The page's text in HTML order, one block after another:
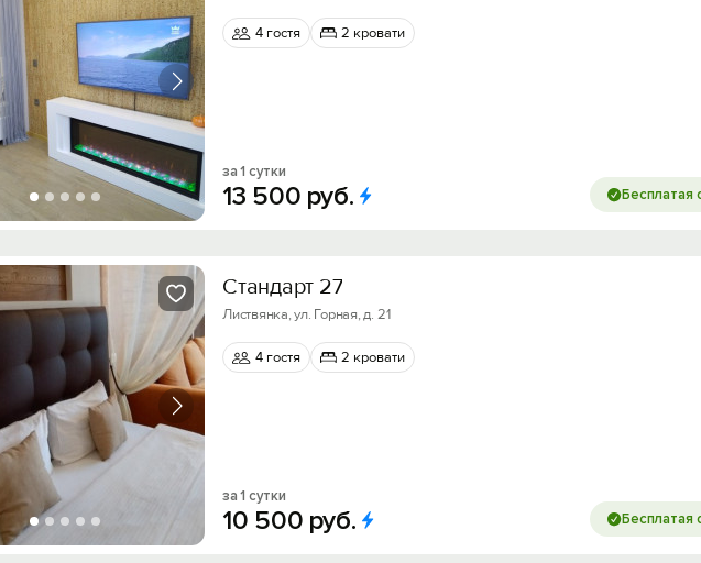
4 гостя 2 кровати
за 1 сутки
13 500 руб. Бесплатая
Стандарт 27
Листвянка, ул. Горная, д. 21
4 гостя 2 кровати
за 1 сутки
10 500 руб. Бесплатая